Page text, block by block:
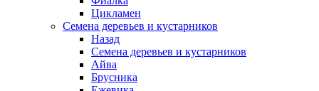
Цикламен
Семена деревьев и кустарников
Назад
Семена деревьев и кустарников
Айва
Брусника